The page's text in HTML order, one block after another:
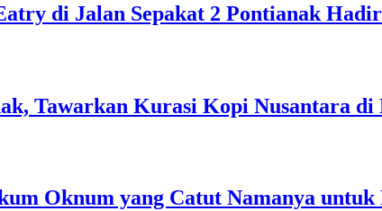
di Jalan Sepakat 2 Pontianak
Tawarkan Kurasi Kopi Nusantara
Oknum yang Catut Namanya